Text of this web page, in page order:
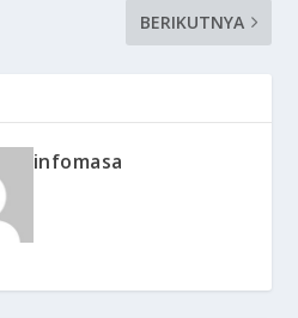
BERIKUTNYA
infomasa